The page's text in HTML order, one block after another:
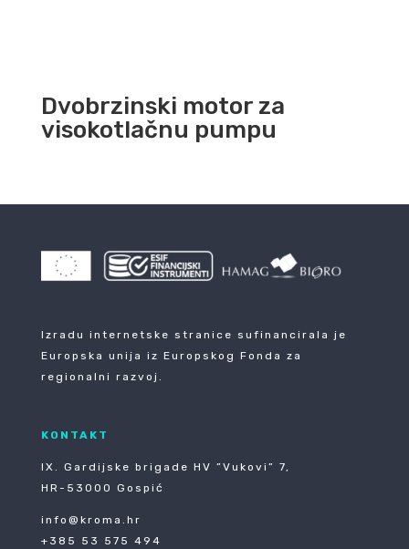
Dvobrzinski motor za
visokotlačnu pumpu
Izradu internetske stranice sufinancirala je
Europska unija iz Europskog Fonda za
regionalni razvoj.
KONTAKT
IX. Gardijske brigade HV ”Vukovi” 7,
HR-53000 Gospić
info@kroma.hr
+385 53 575 494